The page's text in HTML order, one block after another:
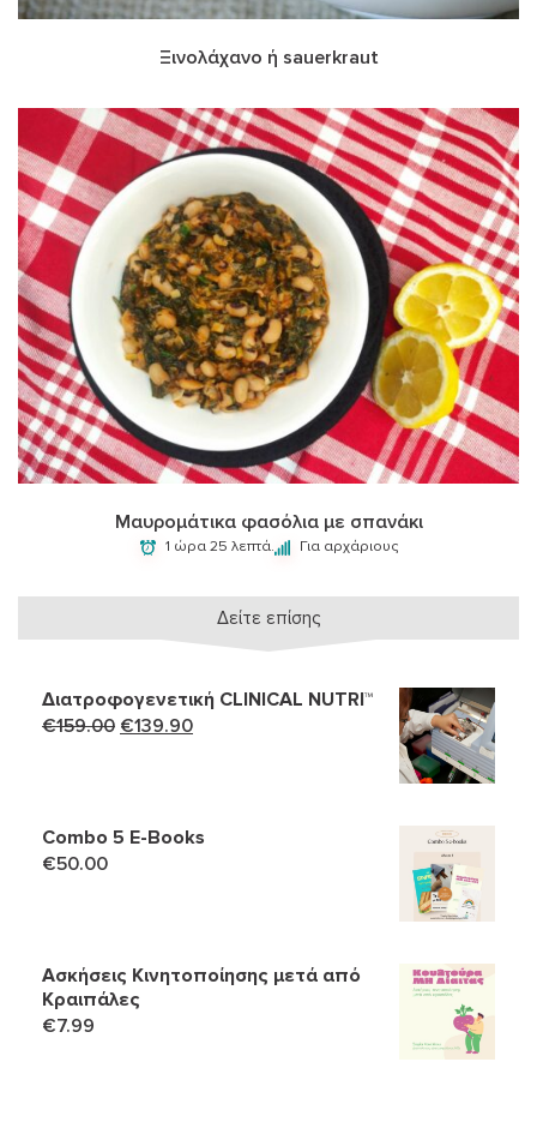
Ξινολάχανο ή sauerkraut
Μαυρομάτικα φασόλια με σπανάκι
1 ώρα 25 λεπτά. Για αρχάριους
Δείτε επίσης
Διατροφογενετική CLINICAL NUTRI™
€159.00 Original
€139.90Η
€139.90.
Combo 5 Ε-Books
€50.00
Ασκήσεις Κινητοποίησης μετά από
Κραιπάλες
€7.99